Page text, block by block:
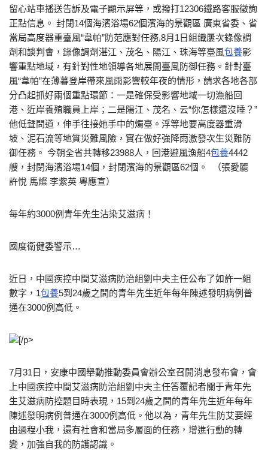
留心站車播送告訴及電子顯示屏等，或撥打12306鐵路客服徵詢
正點信息。 封閉14個海濱浴場62個濱海的景觀區 廣東省委、省
當局高度器重臺風“韋帕”防范應對任務,8月1日組織屢次錄像調
劑和談判會，錄像調劑湛江、茂名、陽江、珠海等臺風包養影
響重點地域，有針對性地領導各地展開臺風防御任務。針對臺
風“韋帕”在薄暮登岸帶來風雨影響較年夜的情形，請求各地各部
分凸起抓好兩個重點環節：一是確保受影響地域一切漁船回
港、近岸養殖職員上岸；二是陽江、茂名、云“你怎樣還沒睡？”
他低聲問道，伸手往接她手中的燭臺。浮等地要高度器重滑
坡、泥石流等地質災難風險，實在做好強降雨激發次生災難防
御任務。 今朝全省共轉移23988人，回港避風漁船4包養4442
艘，封閉海濱浴場14個，封閉濱海的景觀區62個。 （張愛麗
許悅 馬燦 李紫英 粵應宣）
每年約3000例青年先生沾染艾滋病！
國度衛健委警示…
近日，中國疾控中間艾滋病防治組劉中夫主任公布了如許一組
數字，1包養5到24歲之間的青年先生近年每年陳述發明病例普
通在3000例高低。
[/p>
7月31日，安康中國舉動推動委員會辦公室召開消息發布會，會
上中國疾控中間艾滋病防治組劉中夫主任答覆記者關于青年先
生艾滋病防控題目時表現，15到24歲之間的青年先生近年每年
陳述發明病例普通在3000例高低。他以為，青年先生防艾要經
由過程小我，還有社會和當局多層面的任務，增進行動的轉
變，加強自我的防護認識。